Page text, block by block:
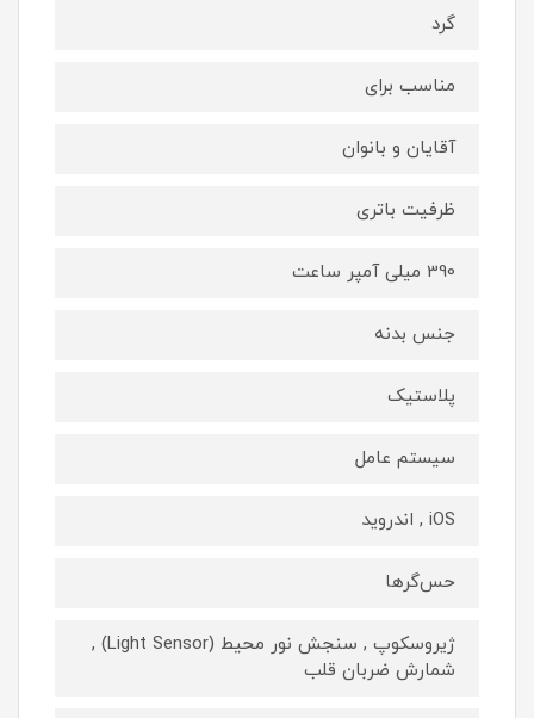
گرد
مناسب برای
آقایان و بانوان
ظرفیت باتری
390 میلی آمپر ساعت
جنس بدنه
پلاستیک
سیستم عامل
iOS , اندروید
حس‌گرها
ژیروسکوپ , سنجش نور محیط (Light Sensor) ,
شمارش ضربان قلب